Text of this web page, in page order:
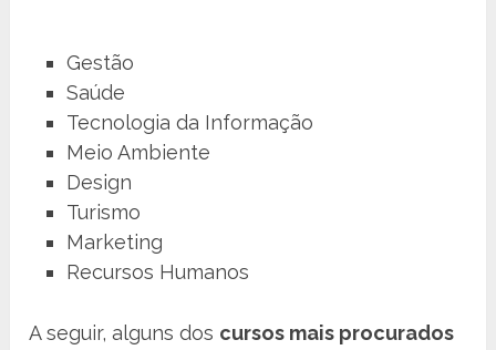
Gestão
Saúde
Tecnologia da Informação
Meio Ambiente
Design
Turismo
Marketing
Recursos Humanos
A seguir, alguns dos cursos mais procurados